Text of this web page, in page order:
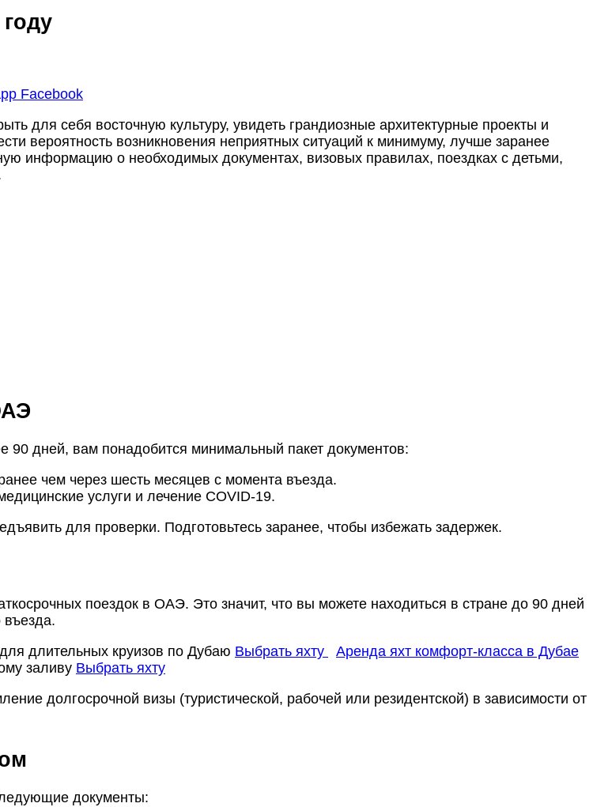
Facebook
для себя восточную культуру, увидеть грандиозные архитектурные проекты и
вероятность возникновения неприятных ситуаций к минимуму, лучше заранее
информацию о необходимых документах, визовых правилах, поездках с детьми,
дней, вам понадобится минимальный пакет документов:
чем через шесть месяцев с момента въезда.
услуги и лечение COVID-19.
для проверки. Подготовьтесь заранее, чтобы избежать задержек.
поездок в ОАЭ. Это значит, что вы можете находиться в стране до 90 дней
въезда.
длительных круизов по Дубаю Выбрать яхту
Аренда яхт комфорт-класса в Дубае
заливу Выбрать яхту
долгосрочной визы (туристической, рабочей или резидентской) в зависимости от
документы: